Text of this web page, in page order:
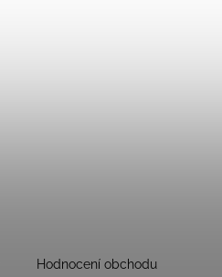
Hodnocení obchodu